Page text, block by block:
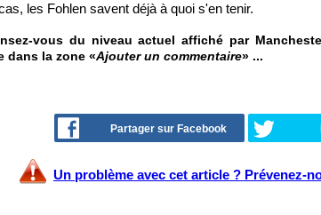
les Fohlen savent déjà à quoi s'en tenir.
vous du niveau actuel affiché par
dans la zone «Ajouter un commentaire» ...
Partager sur Facebook
Un problème avec cet article ? Prévenez-